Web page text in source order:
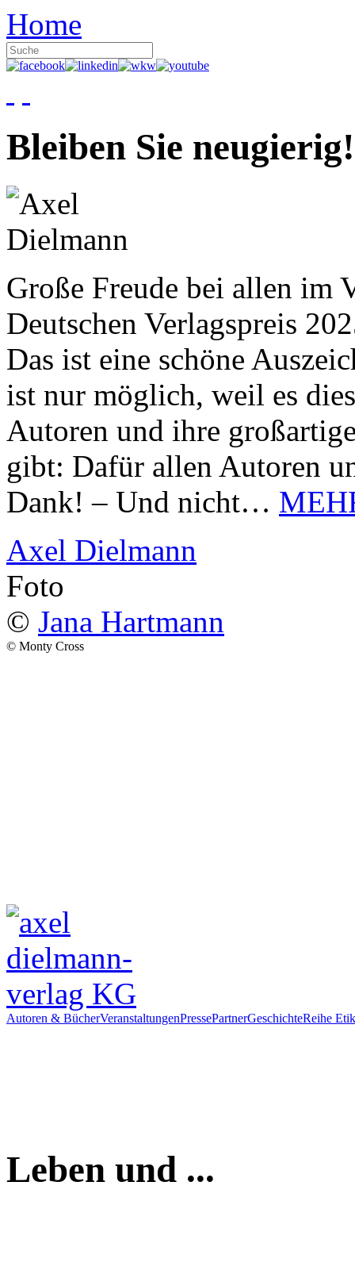
Home
Bleiben Sie neugierig!
Große Freude bei allen im
Deutschen Verlagspreis
Das ist eine schöne
ist nur möglich, weil es
Autoren und ihre
gibt: Dafür allen Autoren
Dank! – Und nicht…
Axel Dielmann
Foto
© Jana Hartmann
© Monty Cross
Autoren & BücherVeranstaltungenPressePartnerGeschichteReihe
Leben und ...